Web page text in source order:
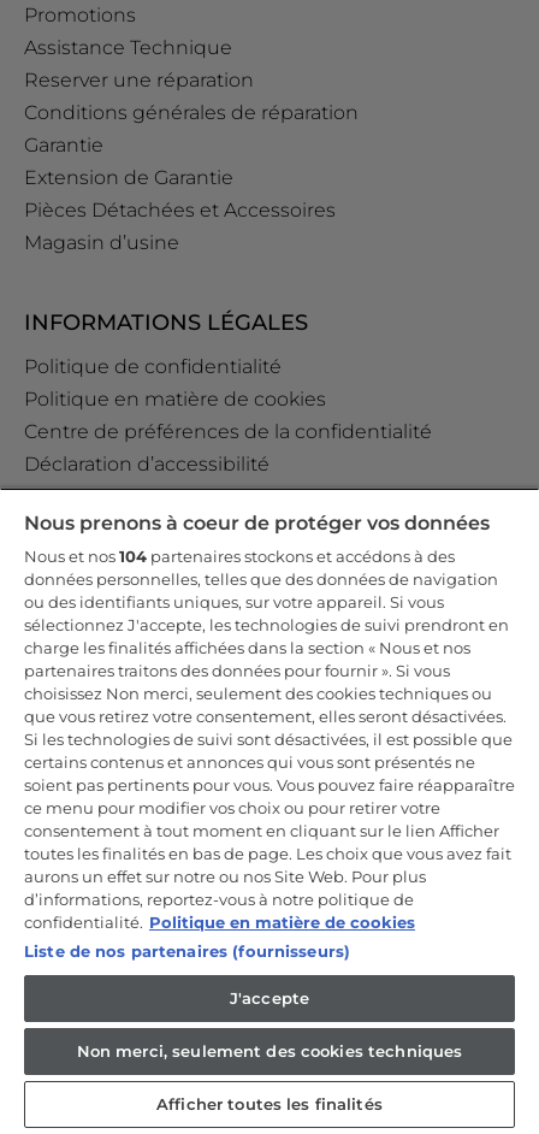
Promotions
Assistance Technique
Reserver une réparation
Conditions générales de réparation
Garantie
Extension de Garantie
Pièces Détachées et Accessoires
Magasin d’usine
INFORMATIONS LÉGALES
Politique de confidentialité
Politique en matière de cookies
Centre de préférences de la confidentialité
Déclaration d’accessibilité
Data Act Policy
Règlement GPSR (EU) 2023/988 Art. 19
Incrivez-vous à la newsletter
Inscrivez-vous et recevez -10% sur votre
première commande
CANDY HOOVER GROUP S.r.I. - Associé unique - SIÈGE SOCIAL :
Via Comolli, 57 - 20861 Brugherio (MB) - Italie - SIÈGES
ADMINISTRATIFS : Via Privata Eden Fumagalli snc - 20861
Brugherio (MB) et Via Trento n. 20/A-22 - 20871 Vimercate (MB) -
Italie - Tél. : +39.039.2086.1 - Fax : +39.039.2086.237 - Capital social
35 000 000,00 € iv - Cod. Code fiscal et numéro d'inscription au
registre du commerce de Milan-Monza-Brianza-Lodi 04666310158 -
Autorisation IT AEOF 211870 - Société soumise aux activités de
gestion et de coordination de Candy S.p.A.
FR / Français
Nous prenons à coeur de protéger vos données
Nous et nos104 partenaires stockons et accédons à des
données personnelles, telles que des données de navigation
ou des identifiants uniques, sur votre appareil. Si vous
sélectionnez J'accepte, les technologies de suivi prendront en
charge les finalités affichées dans la section « Nous et nos
partenaires traitons des données pour fournir ». Si vous
choisissez Non merci, seulement des cookies techniques ou
que vous retirez votre consentement, elles seront désactivées.
Si les technologies de suivi sont désactivées, il est possible que
certains contenus et annonces qui vous sont présentés ne
soient pas pertinents pour vous. Vous pouvez faire réapparaître
ce menu pour modifier vos choix ou pour retirer votre
consentement à tout moment en cliquant sur le lien Afficher
toutes les finalités en bas de page. Les choix que vous avez fait
aurons un effet sur notre ou nos Site Web. Pour plus
d’informations, reportez-vous à notre politique de
confidentialité. Politique en matière de cookies
Liste de nos partenaires (fournisseurs)
J'accepte
Non merci, seulement des cookies techniques
Afficher toutes les finalités